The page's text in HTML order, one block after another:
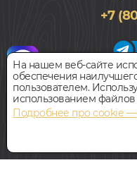
0,3, Дуб,
Цена за 1 м²
БЫСТРЫЙ ЗАКАЗ
ALPINE
+7
Пн-Вс
Наш
На нашем веб-сайте
обеспечения
пользователем.
использованием файлов
Подробнее про cookie